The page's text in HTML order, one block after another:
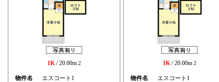
1K/ 20.00m 2
物件名
エスコート1
1K/ 20.00m 2
物件名
エスコート1